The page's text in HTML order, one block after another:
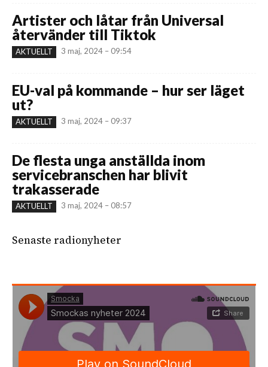
Artister och låtar från Universal
återvänder till Tiktok
AKTUELLT 3 maj, 2024 – 09:54
EU-val på kommande – hur ser läget
ut?
AKTUELLT 3 maj, 2024 – 09:37
De flesta unga anställda inom
servicebranschen har blivit
trakasserade
AKTUELLT 3 maj, 2024 – 08:57
Senaste radionyheter